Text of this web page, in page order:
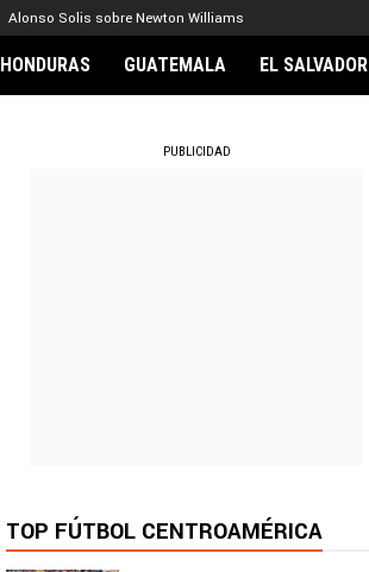
Alonso Solis sobre Newton Williams
HONDURAS GUATEMALA EL SALVADOR
PUBLICIDAD
TOP FÚTBOL CENTROAMÉRICA